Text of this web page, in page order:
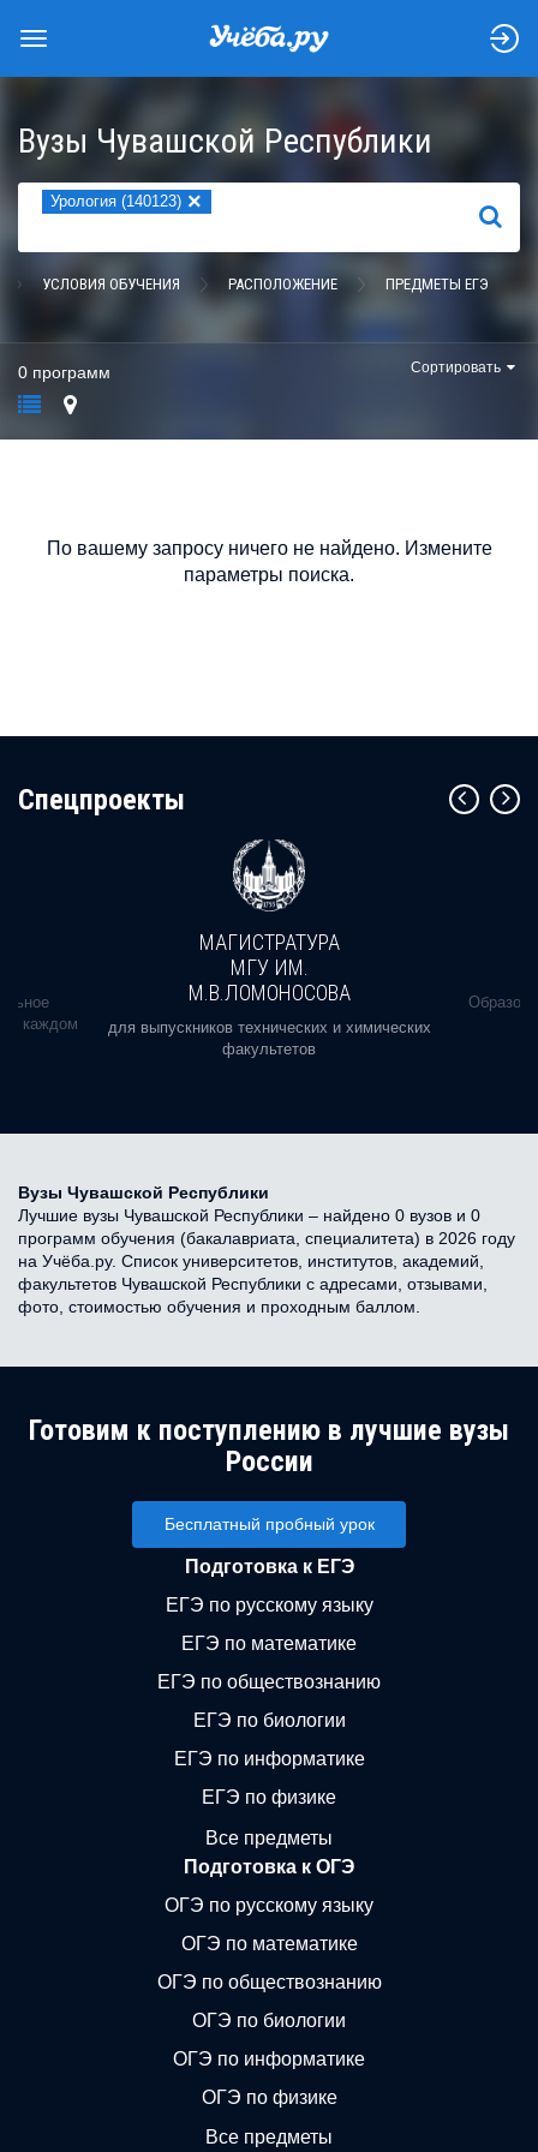
Вузы Чувашской Республики
Урология (140123) ×
НАЙТИ
УСЛОВИЯ ОБУЧЕНИЯ РАСПОЛОЖЕНИЕ ПРЕДМЕТЫ ЕГЭ
0 программ Сортировать
По вашему запросу ничего не найдено. Измените
параметры поиска.
Cпецпроекты
в каждом
МАГИСТРАТУРА
МГУ ИМ.
М.В.ЛОМОНОСОВА
для выпускников технических и химических
факультетов
Вузы Чувашской Республики
Лучшие вузы Чувашской Республики – найдено 0 вузов и 0
программ обучения (бакалавриата, специалитета) в 2026 году
на Учёба.ру. Список университетов, институтов, академий,
факультетов Чувашской Республики с адресами, отзывами,
фото, стоимостью обучения и проходным баллом.
Готовим к поступлению в лучшие вузы
России
Бесплатный пробный урок
Подготовка к ЕГЭ
ЕГЭ по русскому языку
ЕГЭ по математике
ЕГЭ по обществознанию
ЕГЭ по биологии
ЕГЭ по информатике
ЕГЭ по физике
Все предметы
Подготовка к ОГЭ
ОГЭ по русскому языку
ОГЭ по математике
ОГЭ по обществознанию
ОГЭ по биологии
ОГЭ по информатике
ОГЭ по физике
Все предметы